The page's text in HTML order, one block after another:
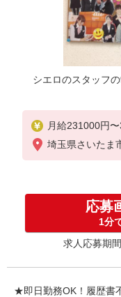
シエロのスタッフ
月給231000円
※残業代支給
★交通費別途支
入社祝い金10万
お友達を紹介頂
インセンティブ
゜・。○。・゜
埼玉県さいたま
応募
1分
求人応募期
★即日勤務OK！履歴書